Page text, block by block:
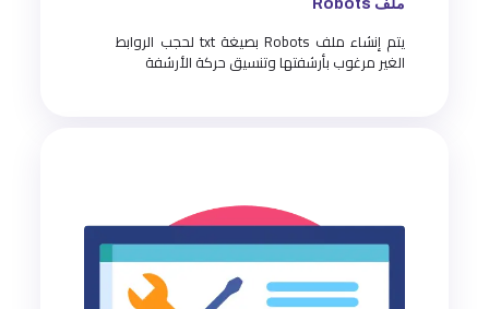
ملف Robots
يتم إنشاء ملف Robots بصيغة txt لحجب الروابط
الغير مرغوب بأرشفتها وتنسيق حركة الأرشفة